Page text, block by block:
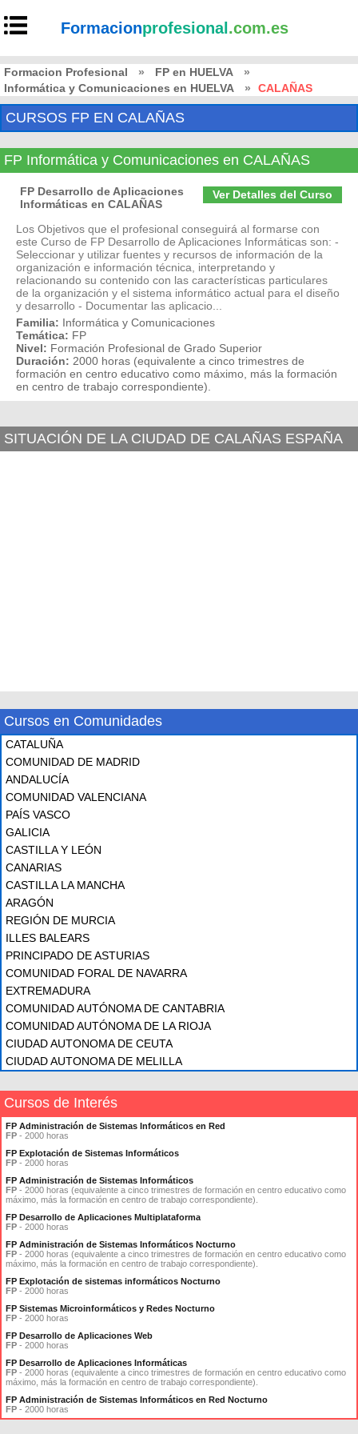
Formacionprofesional .com.es
Formacion Profesional » FP en HUELVA
»
Informática y Comunicaciones en HUELVA
» CALAÑAS
CURSOS FP EN CALAÑAS
FP Informática y Comunicaciones en CALAÑAS
Ver Detalles del Curso
FP Desarrollo de Aplicaciones
Informáticas en CALAÑAS
Los Objetivos que el profesional conseguirá al formarse con
este Curso de FP Desarrollo de Aplicaciones Informáticas son: -
Seleccionar y utilizar fuentes y recursos de información de la
organización e información técnica, interpretando y
relacionando su contenido con las características particulares
de la organización y el sistema informático actual para el diseño
y desarrollo - Documentar las aplicacio...
Familia: Informática y Comunicaciones
Temática: FP
Nivel: Formación Profesional de Grado Superior
Duración: 2000 horas (equivalente a cinco trimestres de
formación en centro educativo como máximo, más la formación
en centro de trabajo correspondiente).
SITUACIÓN DE LA CIUDAD DE CALAÑAS ESPAÑA
Cursos en Comunidades
CATALUÑA
COMUNIDAD DE MADRID
ANDALUCÍA
COMUNIDAD VALENCIANA
PAÍS VASCO
GALICIA
CASTILLA Y LEÓN
CANARIAS
CASTILLA LA MANCHA
ARAGÓN
REGIÓN DE MURCIA
ILLES BALEARS
PRINCIPADO DE ASTURIAS
COMUNIDAD FORAL DE NAVARRA
EXTREMADURA
COMUNIDAD AUTÓNOMA DE CANTABRIA
COMUNIDAD AUTÓNOMA DE LA RIOJA
CIUDAD AUTONOMA DE CEUTA
CIUDAD AUTONOMA DE MELILLA
Cursos de Interés
FP Administración de Sistemas Informáticos en Red
FP - 2000 horas
FP Explotación de Sistemas Informáticos
FP - 2000 horas
FP Administración de Sistemas Informáticos
FP - 2000 horas (equivalente a cinco trimestres de formación en centro educativo como
máximo, más la formación en centro de trabajo correspondiente).
FP Desarrollo de Aplicaciones Multiplataforma
FP - 2000 horas
FP Administración de Sistemas Informáticos Nocturno
FP - 2000 horas (equivalente a cinco trimestres de formación en centro educativo como
máximo, más la formación en centro de trabajo correspondiente).
FP Explotación de sistemas informáticos Nocturno
FP - 2000 horas
FP Sistemas Microinformáticos y Redes Nocturno
FP - 2000 horas
FP Desarrollo de Aplicaciones Web
FP - 2000 horas
FP Desarrollo de Aplicaciones Informáticas
FP - 2000 horas (equivalente a cinco trimestres de formación en centro educativo como
máximo, más la formación en centro de trabajo correspondiente).
FP Administración de Sistemas Informáticos en Red Nocturno
FP - 2000 horas